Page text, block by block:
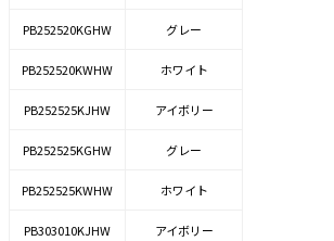
PB252520KGHW グレー
PB252520KWHW ホワイト
PB252525KJHW アイボリー
PB252525KGHW グレー
PB252525KWHW ホワイト
PB303010KJHW アイボリー